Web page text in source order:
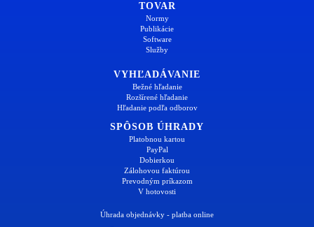
TOVAR
Normy
Publikácie
Software
Služby
VYHĽADÁVANIE
Bežné hľadanie
Rozšírené hľadanie
Hľadanie podľa odborov
SPÔSOB ÚHRADY
Platobnou kartou
PayPal
Dobierkou
Zálohovou faktúrou
Prevodným príkazom
V hotovosti
Úhrada objednávky - platba online